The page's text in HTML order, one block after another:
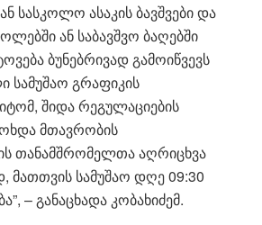
სასკოლო ასაკის ბავშვები და
ან საბავშვო ბაღებში
ბუნებრივად გამოიწვევს
სამუშაო გრაფიკის
შიდა რეგულაციების
მთავრობის
თანამშრომელთა აღრიცხვა
მათთვის სამუშაო დღე 09:30
– განაცხადა კობახიძემ.